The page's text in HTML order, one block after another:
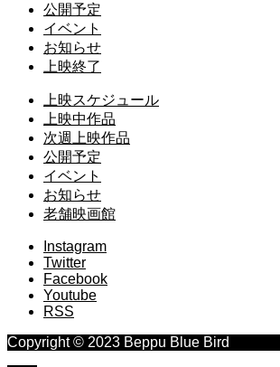
公開予定
イベント
お知らせ
上映終了
上映スケジュール
上映中作品
次週上映作品
公開予定
イベント
お知らせ
老舗映画館
Instagram
Twitter
Facebook
Youtube
RSS
Copyright © 2023 Beppu Blue Bird